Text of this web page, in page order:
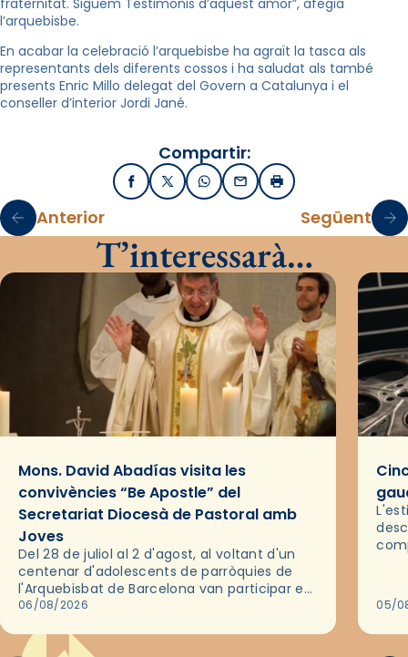
l’arquebisbe.
En acabar la celebració l’arquebisbe ha agraït la tasca als
representants dels diferents cossos i ha saludat als també
presents Enric Millo delegat del Govern a Catalunya i el
conseller d’interior Jordi Jané.
Compartir:
FacebookX / TwitterWhatsApp
EmailImprimir
Anterior Següent
T’interessarà…
Mons. David Abadías visita les
convivències “Be Apostle” del
Secretariat Diocesà de Pastoral amb
Joves
Del 28 de juliol al 2 d'agost, al voltant d'un
centenar d'adolescents de parròquies de
l'Arquebisbat de Barcelona van participar en
les convivències Be Apostle, organitzades
06/08/2026 05/